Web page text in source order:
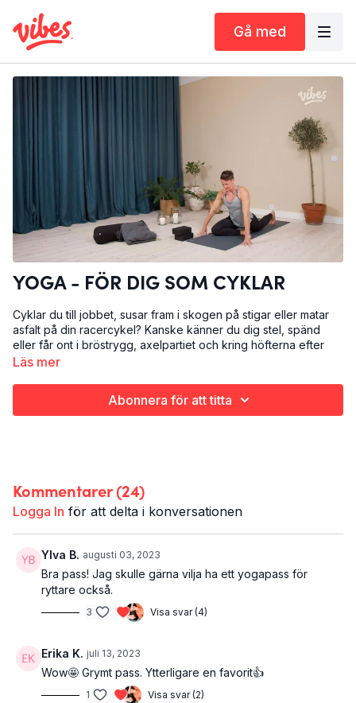
Gå med
YOGA - FÖR DIG SOM CYKLAR
Cyklar du till jobbet, susar fram i skogen på stigar eller matar
asfalt på din racercykel? Kanske känner du dig stel, spänd
eller får ont i bröstrygg, axelpartiet och kring höfterna efter
många timmar på sadeln? Då är detta yogaklassen för dig! Ge
Det här är Yoga för dig som cyklar:
Läs mer
Abonnera för att titta
Kommentarer (24)
Logga In för att delta i konversationen
Ylva B. augusti 03, 2023
Bra pass! Jag skulle gärna vilja ha ett yogapass för
ryttare också.
3 Visa svar (4)
Erika K. juli 13, 2023
Wow🤩 Grymt pass. Ytterligare en favorit👍
1 Visa svar (2)